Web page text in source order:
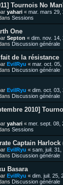
Tournois No
yahari « mar. mars 29,
Sessions
One
Septon « dim. nov. 14,
Discussion générale
de la résistance
EvilRyu « mar. oct. 05,
Discussion générale
EvilRyu « dim. oct. 03,
Discussion générale
2010]
yahari « mer. sept. 08,
Sessions
Captain
EvilRyu « sam. juil.
Discussion générale
Basara
EvilRyu « dim. juil. 25,
Discussion générale